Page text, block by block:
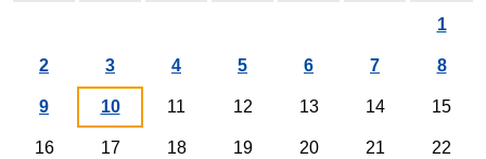
1
2 3 4 5 6 7 8
9 10 11 12 13 14 15
16 17 18 19 20 21 22